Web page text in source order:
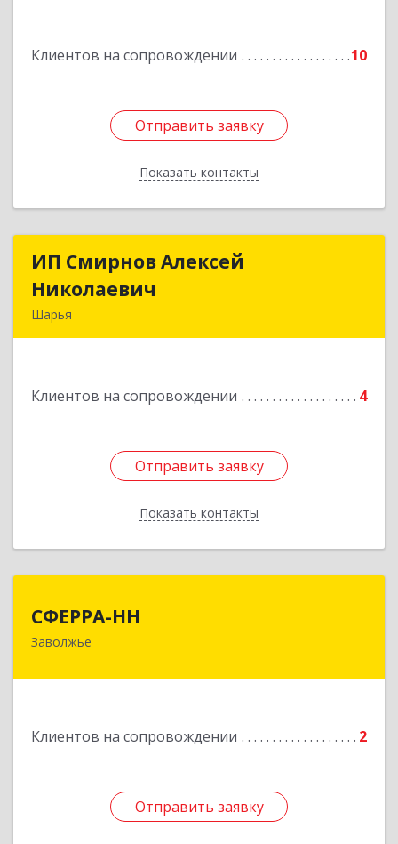
Клиентов на сопровождении 10
Отправить заявку
Показать контакты
Отправить заявку
Назад
ИП Смирнов Алексей
Николаевич
Шарья
Клиентов на сопровождении 4
Отправить заявку
Показать контакты
ИП Смирнов Алексей
Отправить заявку
Назад
СФЕРРА-НН
Заволжье
Клиентов на сопровождении 2
Отправить заявку
Отправить заявку